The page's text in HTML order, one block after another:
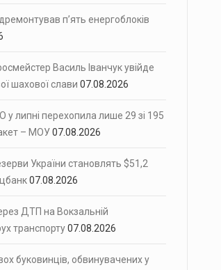
п’ять енергоблоків
Василь Іванчук увійде
шахової слави 07.08.2026
у липні перехопила лише 29 зі 195
– МОУ07.08.2026
України становлять $51,2
07.08.2026
ДТП на Вокзальній
транспорту07.08.2026
буковинців, обвинувачених у